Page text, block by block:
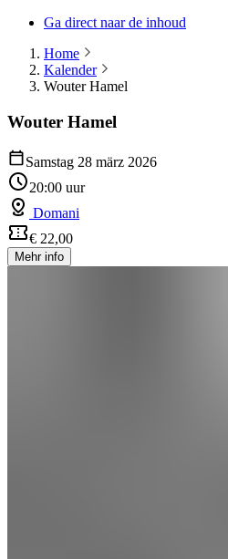
Ga direct naar de inhoud
Home
Kalender
Wouter Hamel
Wouter Hamel
Samstag 28 märz 2026
20:00 uur
Domani
€ 22,00
Mehr info